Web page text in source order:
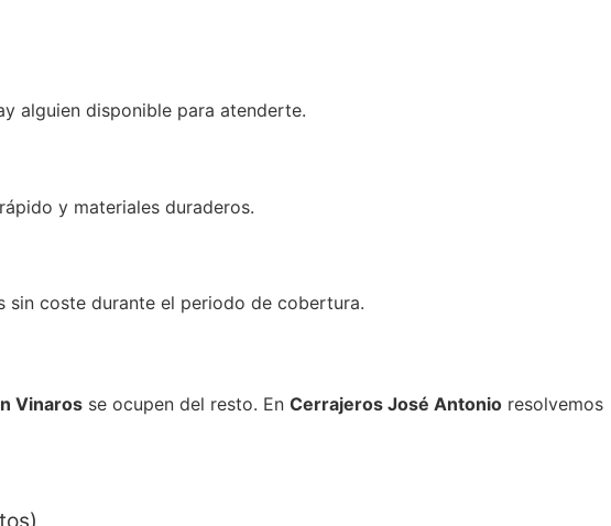
alguien disponible para atenderte.
y materiales duraderos.
coste durante el periodo de cobertura.
Vinaros se ocupen del resto. En Cerrajeros José Antonio resolvemos